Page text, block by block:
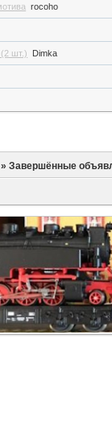
rocoho
шт.) Dimka
»Завершённые